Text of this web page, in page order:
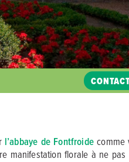
l’abbaye de Fontfroidecomme
manifestation florale à ne